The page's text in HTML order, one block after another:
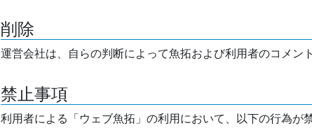
削除
運営会社は、自らの判断によって魚拓および利用者のコメン
禁止事項
利用者による「ウェブ魚拓」の利用において、以下の行為が